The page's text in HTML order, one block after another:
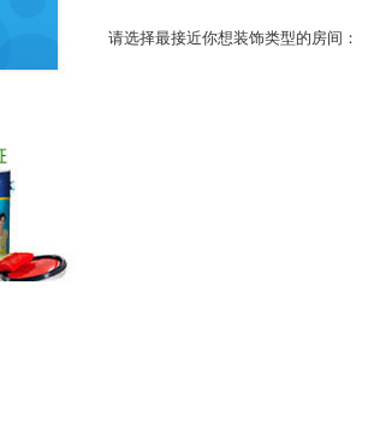
请选择最接近你想装饰类型的房间：